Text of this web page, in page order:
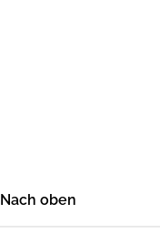
Nach oben